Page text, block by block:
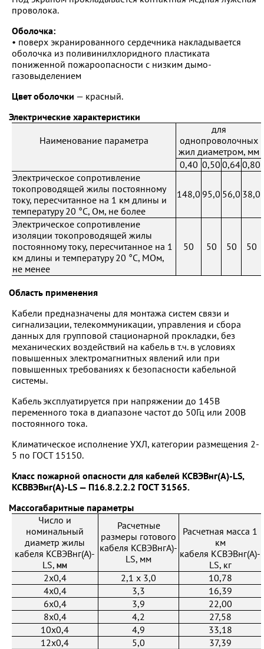
проволока.
Оболочка:
• поверх экранированного сердечника накладывается
оболочка из поливинилхлоридного пластиката
пониженной пожароопасности с низким дымо-
газовыделением
Цвет оболочки — красный.
Электрические характеристики
Наименование параметра
для
однопроволочных
жил диаметром, мм
0,40 0,50 0,640,80
Электрическое сопротивление
токопроводящей жилы постоянному
току, пересчитанное на 1 км длины и
температуру 20 °С, Ом, не более
148,0 95,0 56,0 38,0
Электрическое сопротивление
изоляции токопроводящей жилы
постоянному току, пересчитанное на 1
км длины и температуру 20 °С, МОм,
не менее
50 50 50 50
Область применения
Кабели предназначены для монтажа систем связи и
сигнализации, телекоммуникации, управления и сбора
данных для групповой стационарной прокладки, без
механических воздействий на кабель в т.ч. в условиях
повышенных электромагнитных явлений или при
повышенных требованиях к безопасности кабельной
системы.
Кабель эксплуатируется при напряжении до 145В
переменного тока в диапазоне частот до 50Гц или 200В
постоянного тока.
Климатическое исполнение УХЛ, категории размещения 2-
5 по ГОСТ 15150.
Класс пожарной опасности для кабелей KCВЭВнг(A)-LS,
KCBВЭВнг(A)-LS — П16.8.2.2.2 ГОСТ 31565.
Массогабаритные параметры
Число и
номинальный
диаметр жилы
кабеля KCBЭВнг(A)-
LS, мм
Расчетные
размеры готового
кабеля KCBЭBнгA)-
LS, мм
Расчетная масса 1
км
кабеля КСВЭВнг(А)-
LS, кг
2x0,4
2,1 х 3,0
10,78
4x0,4
3,3
16,39
6x0,4
3,9
22,00
8x0,4
4,2
27,58
10x0,4
4,9
33,18
12x0,4
5,0
37,39